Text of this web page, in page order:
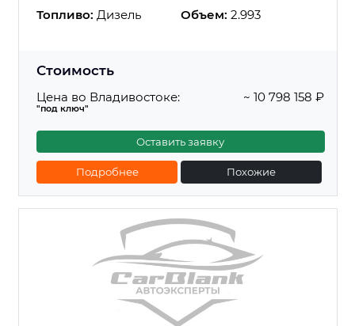
Топливо: Дизель Объем: 2.993
Стоимость
Цена во Владивостоке:
"под ключ"
~ 10 798 158 ₽
Оставить заявку
Подробнее Похожие